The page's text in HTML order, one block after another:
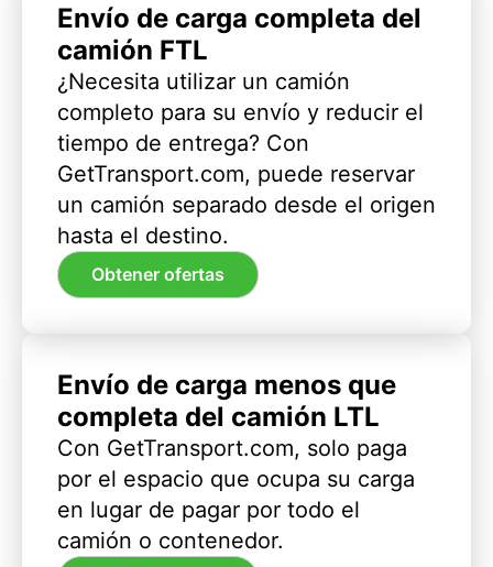
Envío de carga completa del
camión FTL
¿Necesita utilizar un camión
completo para su envío y reducir el
tiempo de entrega? Con
GetTransport.com, puede reservar
un camión separado desde el origen
hasta el destino.
Obtener ofertas
Envío de carga menos que
completa del camión LTL
Con GetTransport.com, solo paga
por el espacio que ocupa su carga
en lugar de pagar por todo el
camión o contenedor.